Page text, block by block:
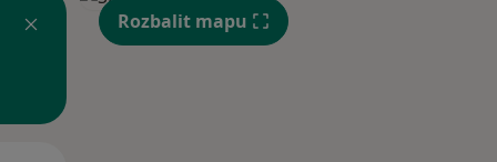
Rozbalit mapu